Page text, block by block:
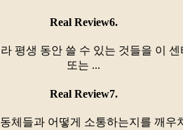
Real Review6.
평생 동안 쓸 수 있는 것들을 이
또는 ...
Real Review7.
체들과 어떻게 소통하는지를 깨